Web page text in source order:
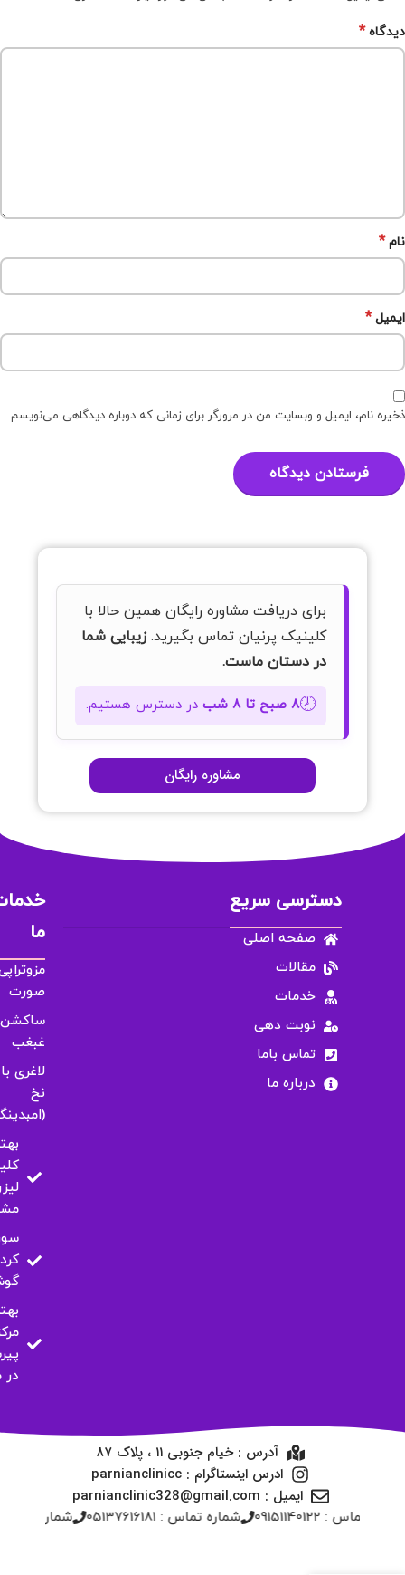
دیدگاه*
نام*
ایمیل*
ذخیره نام، ایمیل و وبسایت من در مرورگر برای زمانی که دوباره دیدگاهی می‌نویسم.
برای دریافت مشاوره رایگان همین حالا با
کلینیک پرنیان تماس بگیرید.زیبایی شما
در دستان ماست.
🕗۸ صبح تا ۸ شب در دسترس هستیم.
مشاوره رایگان
دسترسی سریع
صفحه اصلی
مقالات
خدمات
نوبت دهی
تماس باما
درباره ما
ما
صورت
ساکشن
غبغب
لاغری با
نخ
آدرس : خیام جنوبی ۱۱ ، پلاک ۸۷
ادرس اینستاگرام : parnianclinicc
ایمیل : parnianclinic328@gmail.com
شماره تماس : شماره تماس : 05137616181 شماره تماس : 09151140122